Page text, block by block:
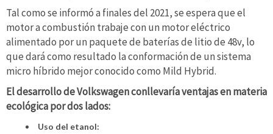
Tal como se informó a finales del 2021, se espera que el
motor a combustión trabaje con un motor eléctrico
alimentado por un paquete de baterías de litio de 48v, lo
que dará como resultado la conformación de un sistema
micro híbrido mejor conocido como Mild Hybrid.
El desarrollo de Volkswagen conllevaría ventajas en materia
ecológica por dos lados:
Uso del etanol: